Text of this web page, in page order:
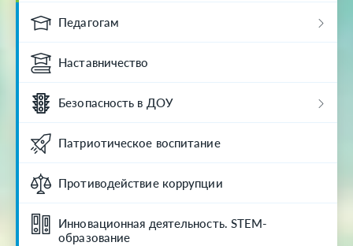
Педагогам
Наставничество
Безопасность в ДОУ
Патриотическое воспитание
Противодействие коррупции
Инновационная деятельность. STEM-
образование